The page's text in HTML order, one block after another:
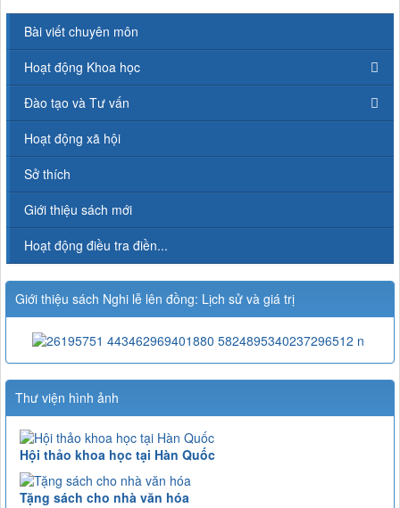
Bài viết chuyên môn
Hoạt động Khoa học
Đào tạo và Tư vấn
Hoạt động xã hội
Sở thích
Giới thiệu sách mới
Hoạt động điều tra điền...
Giới thiệu sách Nghi lễ lên đồng: Lịch sử và giá trị
Thư viện hình ảnh
Hội thảo khoa học tại Hàn Quốc
Tặng sách cho nhà văn hóa